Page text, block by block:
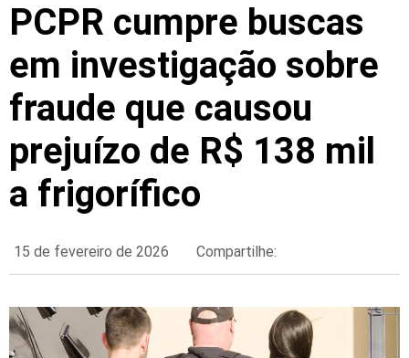
PCPR cumpre buscas
em investigação sobre
fraude que causou
prejuízo de R$ 138 mil
a frigorífico
15 de fevereiro de 2026 Compartilhe: